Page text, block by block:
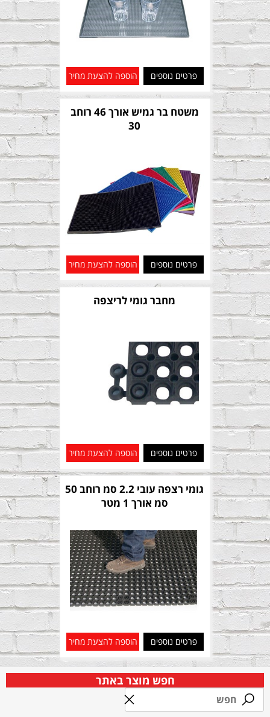
פרטים נוספים הוספה להצעת מחיר
משטח בר גמיש אורך 46 רוחב
30
פרטים נוספים הוספה להצעת מחיר
מחבר גומי לריצפה
פרטים נוספים הוספה להצעת מחיר
גומי רצפה עובי 2.2 סמ רוחב 50
סמ אורך 1 מטר
פרטים נוספים הוספה להצעת מחיר
חפש מוצר באתר